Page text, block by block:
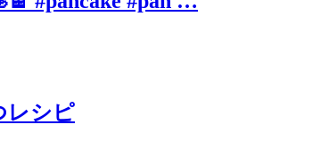
レシピ